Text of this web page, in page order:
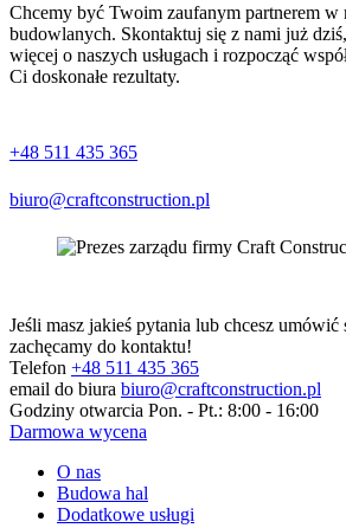
Chcemy być Twoim zaufanym partnerem
budowlanych. Skontaktuj się z nami już
więcej o naszych usługach i rozpocząć
Ci doskonałe rezultaty.
+48 511 435 365
biuro@craftconstruction.pl
Jeśli masz jakieś pytania lub chcesz umówić
zachęcamy do kontaktu!
Telefon +48 511 435 365
email do biura biuro@craftconstruction.pl
Godziny otwarcia Pon. - Pt.: 8:00 - 16:00
Darmowa wycena
O nas
Budowa hal
Dodatkowe usługi